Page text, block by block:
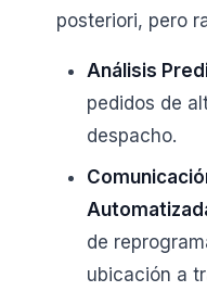
posteriori, pero
Análisis
pedidos de
despacho.
de
ubicación a